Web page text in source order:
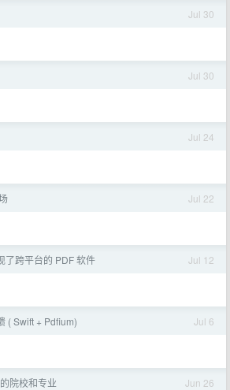
Jul 30
Jul 30
Jul 24
Jul 22
Jul 12
了跨平台的 PDF 软件
Jul 6
( Swift + Pdfium)
Jun 26
院校和专业